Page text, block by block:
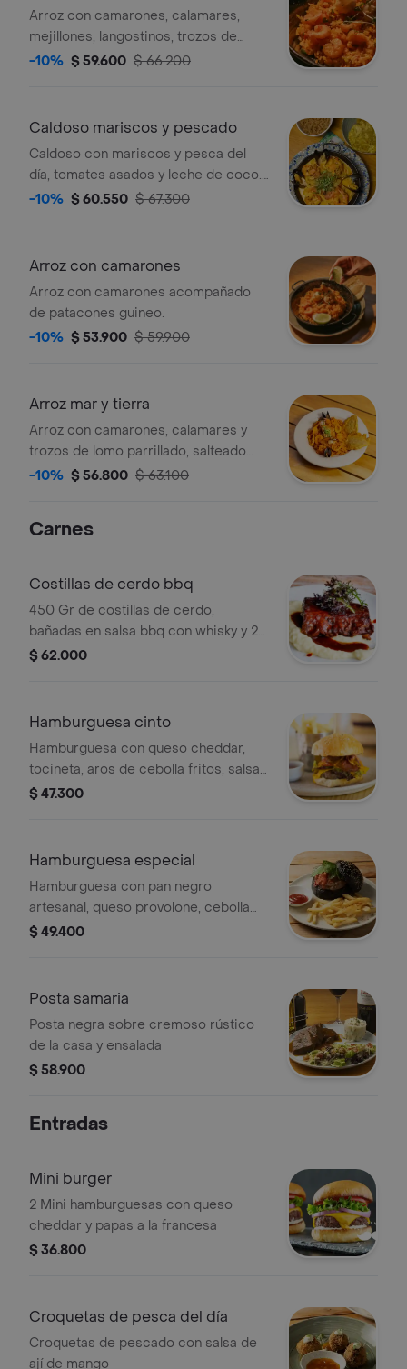
Arroz con camarones, calamares,
mejillones, langostinos, trozos de
pescado, acompañado de patacones
-10% $ 59.600 $ 66.200
Caldoso mariscos y pescado
Caldoso con mariscos y pesca del
día, tomates asados y leche de coco.
acompañado de patacones de guineo
-10% $ 60.550 $ 67.300
Arroz con camarones
Arroz con camarones acompañado
de patacones guineo.
-10% $ 53.900 $ 59.900
Arroz mar y tierra
Arroz con camarones, calamares y
trozos de lomo parrillado, salteado
con vegetales y cubos de plátano
-10% $ 56.800 $ 63.100
Carnes
Costillas de cerdo bbq
450 Gr de costillas de cerdo,
bañadas en salsa bbq con whisky y 2
acompañamientos a elegir.
$ 62.000
Hamburguesa cinto
Hamburguesa con queso cheddar,
tocineta, aros de cebolla fritos, salsa
de tres quesos y papas a la francesa.
$ 47.300
Hamburguesa especial
Hamburguesa con pan negro
artesanal, queso provolone, cebolla
caramelizada, tomates confitados y
$ 49.400
Posta samaria
Posta negra sobre cremoso rústico
de la casa y ensalada
$ 58.900
Entradas
Mini burger
2 Mini hamburguesas con queso
cheddar y papas a la francesa
$ 36.800
Croquetas de pesca del día
Croquetas de pescado con salsa de
ají de mango